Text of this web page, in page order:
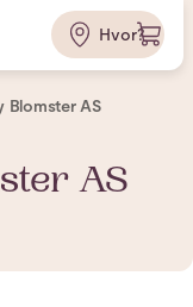
Hvor?
Blomster AS
AS